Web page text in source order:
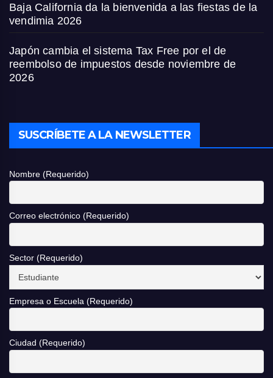
Baja California da la bienvenida a las fiestas de la
vendimia 2026
Japón cambia el sistema Tax Free por el de
reembolso de impuestos desde noviembre de
2026
SUSCRÍBETE A LA NEWSLETTER
Nombre (Requerido)
Correo electrónico (Requerido)
Sector (Requerido)
Empresa o Escuela (Requerido)
Ciudad (Requerido)